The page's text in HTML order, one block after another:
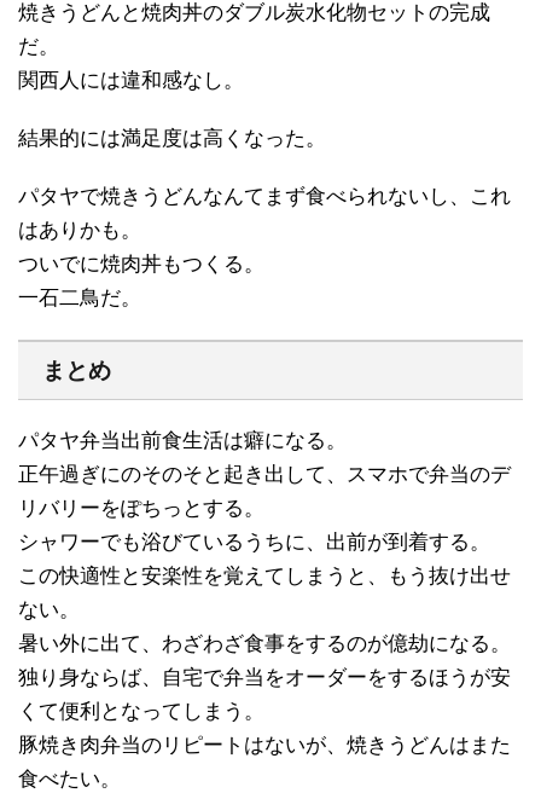
焼きうどんと焼肉丼のダブル炭水化物セットの完成
だ。
関西人には違和感なし。
結果的には満足度は高くなった。
パタヤで焼きうどんなんてまず食べられないし、これ
はありかも。
ついでに焼肉丼もつくる。
一石二鳥だ。
まとめ
パタヤ弁当出前食生活は癖になる。
正午過ぎにのそのそと起き出して、スマホで弁当のデ
リバリーをぽちっとする。
シャワーでも浴びているうちに、出前が到着する。
この快適性と安楽性を覚えてしまうと、もう抜け出せ
ない。
暑い外に出て、わざわざ食事をするのが億劫になる。
独り身ならば、自宅で弁当をオーダーをするほうが安
くて便利となってしまう。
豚焼き肉弁当のリピートはないが、焼きうどんはまた
食べたい。